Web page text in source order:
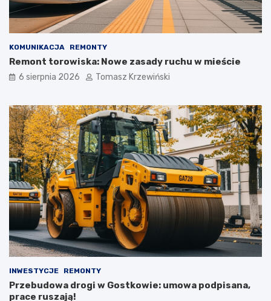
KOMUNIKACJA REMONTY
Remont torowiska: Nowe zasady ruchu w mieście
6 sierpnia 2026 Tomasz Krzewiński
INWESTYCJE REMONTY
Przebudowa drogi w Gostkowie: umowa podpisana,
prace ruszają!